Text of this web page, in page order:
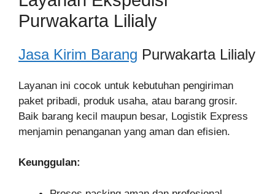
Purwakarta Lilialy
Jasa Kirim Barang Purwakarta Lilialy
Layanan ini cocok untuk kebutuhan pengiriman
paket pribadi, produk usaha, atau barang grosir.
Baik barang kecil maupun besar, Logistik Express
menjamin penanganan yang aman dan efisien.
Keunggulan: